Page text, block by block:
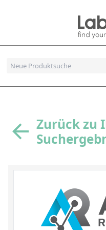
Referenzstandards für die
Referenzstandards für die
Referenzstandards für
Organische
Zurück zu